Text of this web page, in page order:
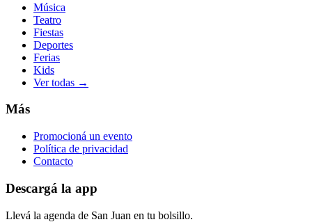
Música
Teatro
Fiestas
Deportes
Ferias
Kids
Ver todas →
Más
Promocioná un evento
Política de privacidad
Contacto
Descargá la app
Llevá la agenda de San Juan en tu bolsillo.